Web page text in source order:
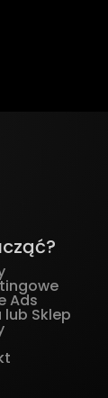
Ads
lub Sklep